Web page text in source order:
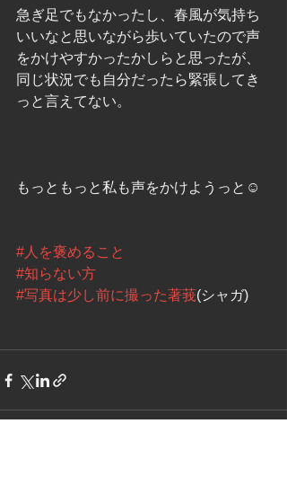
急ぎ足でもなかったし、春風が気持ち
いいなと思いながら歩いていたので声
をかけやすかったかしらと思ったが、
同じ状況でも自分だったら緊張してき
っと言えてない。
もっともっと私も声をかけようっと☺️
#人を褒めること
#知らない方
#写真は少し前に撮った著莪(シャガ)